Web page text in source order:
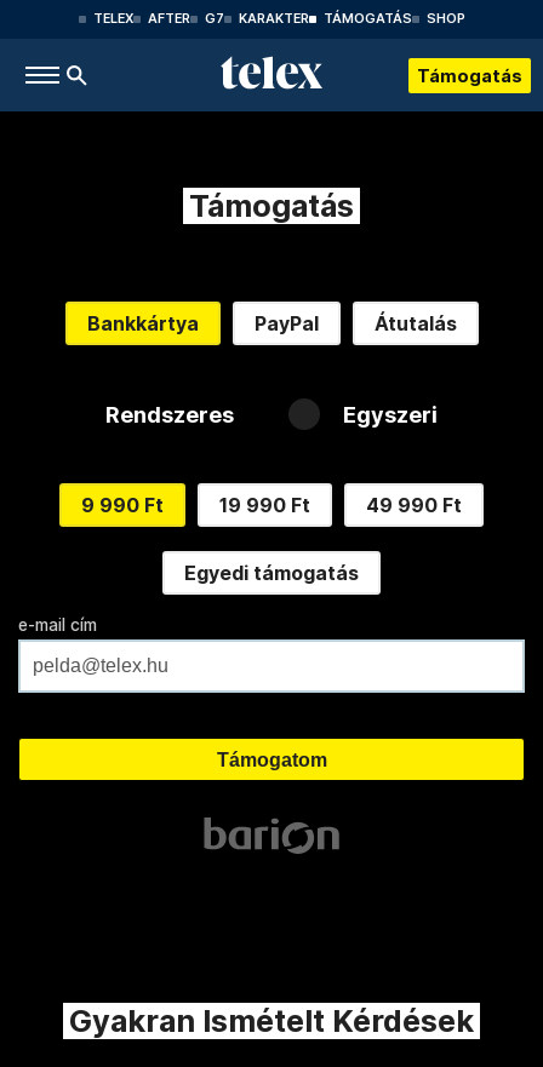
TELEX AFTER G7 KARAKTER TÁMOGATÁS SHOP
Támogatás
Támogatás
Bankkártya PayPal Átutalás
Rendszeres Egyszeri
9 990 Ft 19 990 Ft 49 990 Ft
Egyedi támogatás
e-mail cím
Gyakran Ismételt Kérdések